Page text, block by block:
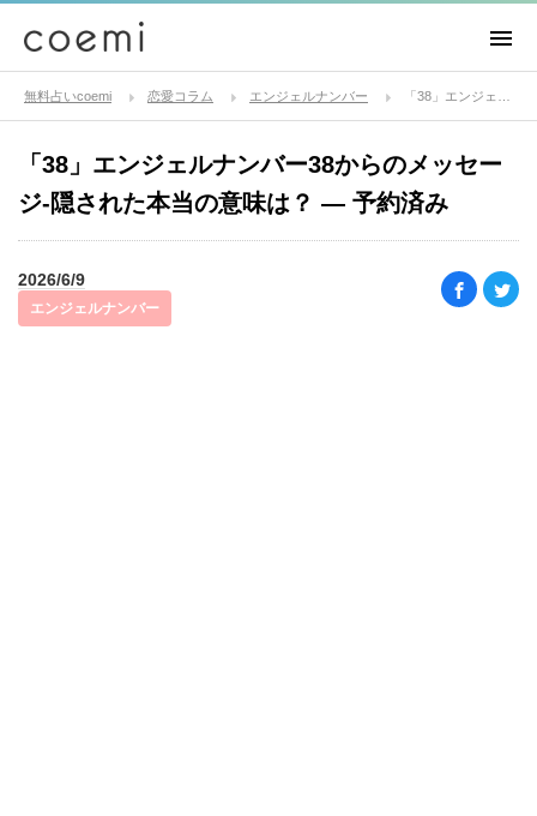
無料占いcoemi 恋愛コラム エンジェルナンバー
「38」エンジェルナンバー38からのメッセー
ジ-隠された本当の意味は？ — 予約済み
2026/6/9
エンジェルナンバー